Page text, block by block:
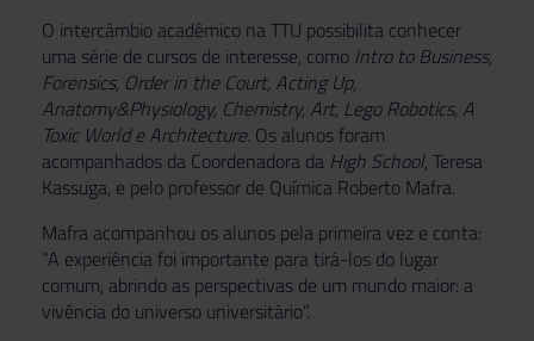
O intercâmbio acadêmico na TTU possibilita conhecer
uma série de cursos de interesse, como Intro to Business,
Forensics, Order in the Court, Acting Up,
Anatomy&Physiology, Chemistry, Art, Lego Robotics, A
Toxic World e Architecture. Os alunos foram
acompanhados da Coordenadora da High School, Teresa
Kassuga, e pelo professor de Química Roberto Mafra.
Mafra acompanhou os alunos pela primeira vez e conta:
“A experiência foi importante para tirá-los do lugar
comum, abrindo as perspectivas de um mundo maior: a
vivência do universo universitário”.